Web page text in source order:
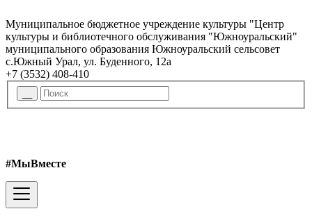
Муниципальное бюджетное учреждение культуры "Центр
культуры и библиотечного обслуживания "Южноуральский"
муниципального образования Южноуральский сельсовет
с.Южный Урал, ул. Буденного, 12а
+7 (3532) 408-410
#МыВместе